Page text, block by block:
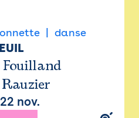
danse
22 nov.